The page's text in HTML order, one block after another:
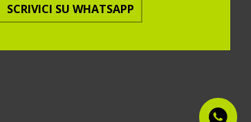
SCRIVICI SU WHATSAPP